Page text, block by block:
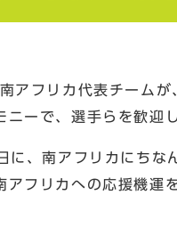
アフリカ代表チーム
ーで、選手らを歓迎
、南アフリカにちな
フリカへの応援機運